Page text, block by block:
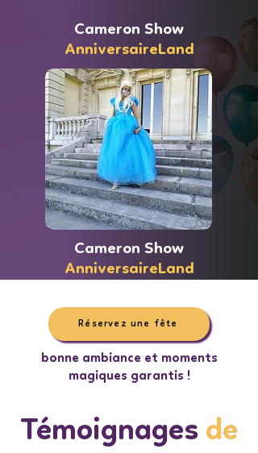
Cameron Show
AnniversaireLand
Cameron Show
AnniversaireLand
Réservez une fête
bonne ambiance et moments
magiques garantis !
Témoignages de